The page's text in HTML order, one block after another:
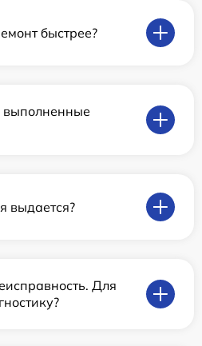
быстрее?
выполненные
выдается?
Для